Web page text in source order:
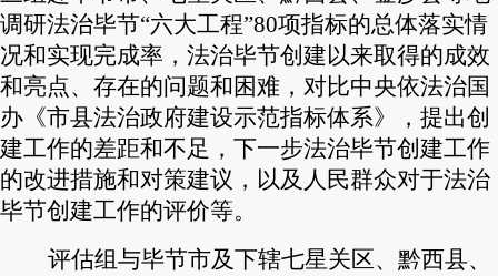
调研法治毕节“六大工程”80项指标的总体落实情
况和实现完成率，法治毕节创建以来取得的成效
和亮点、存在的问题和困难，对比中央依法治国
办《市县法治政府建设示范指标体系》，提出创
建工作的差距和不足，下一步法治毕节创建工作
的改进措施和对策建议，以及人民群众对于法治
毕节创建工作的评价等。
评估组与毕节市及下辖七星关区、黔西县、